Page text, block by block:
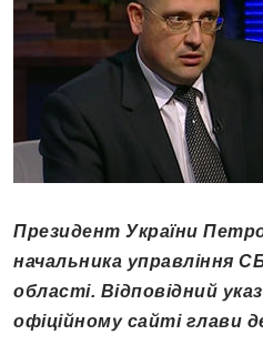
Президент України
начальника управління
області. Відповідний
офіційному сайті глави